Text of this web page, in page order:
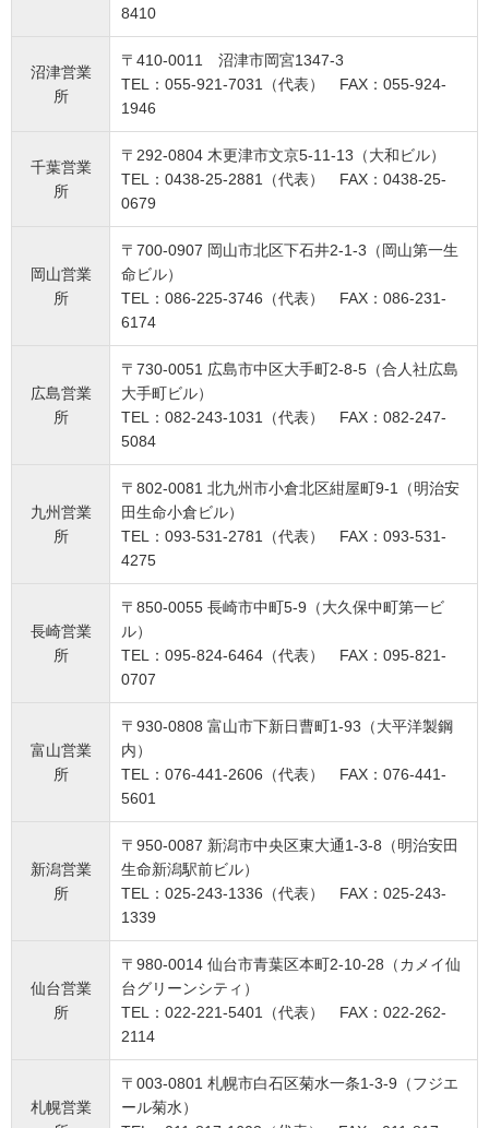
8410
沼津営業
所
〒410-0011 沼津市岡宮1347-3
TEL：055-921-7031（代表） FAX：055-924-
1946
千葉営業
所
〒292-0804 木更津市文京5-11-13（大和ビル）
TEL：0438-25-2881（代表） FAX：0438-25-
0679
岡山営業
所
〒700-0907 岡山市北区下石井2-1-3（岡山第一生
命ビル）
TEL：086-225-3746（代表） FAX：086-231-
6174
広島営業
所
〒730-0051 広島市中区大手町2-8-5（合人社広島
大手町ビル）
TEL：082-243-1031（代表） FAX：082-247-
5084
九州営業
所
〒802-0081 北九州市小倉北区紺屋町9-1（明治安
田生命小倉ビル）
TEL：093-531-2781（代表） FAX：093-531-
4275
長崎営業
所
〒850-0055 長崎市中町5-9（大久保中町第一ビ
ル）
TEL：095-824-6464（代表） FAX：095-821-
0707
富山営業
所
〒930-0808 富山市下新日曹町1-93（大平洋製鋼
内）
TEL：076-441-2606（代表） FAX：076-441-
5601
新潟営業
所
〒950-0087 新潟市中央区東大通1-3-8（明治安田
生命新潟駅前ビル）
TEL：025-243-1336（代表） FAX：025-243-
1339
仙台営業
所
〒980-0014 仙台市青葉区本町2-10-28（カメイ仙
台グリーンシティ）
TEL：022-221-5401（代表） FAX：022-262-
2114
札幌営業
〒003-0801 札幌市白石区菊水一条1-3-9（フジエ
ール菊水）